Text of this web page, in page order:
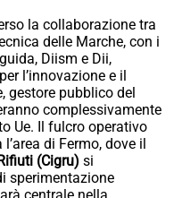
la collaborazione tra
delle Marche, con i
Diism e Dii,
l’innovazione e il
gestore pubblico del
complessivamente
Ue. Il fulcro operativo
di Fermo, dove il
(Cigru) si
sperimentazione